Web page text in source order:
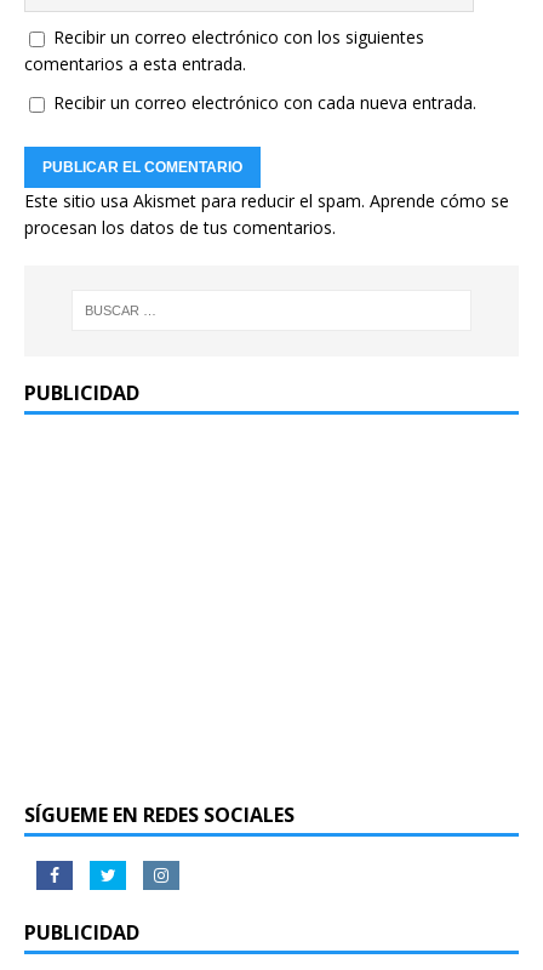
Recibir un correo electrónico con los siguientes
comentarios a esta entrada.
Recibir un correo electrónico con cada nueva entrada.
Este sitio usa Akismet para reducir el spam. Aprende cómo se
procesan los datos de tus comentarios.
PUBLICIDAD
SÍGUEME EN REDES SOCIALES
PUBLICIDAD